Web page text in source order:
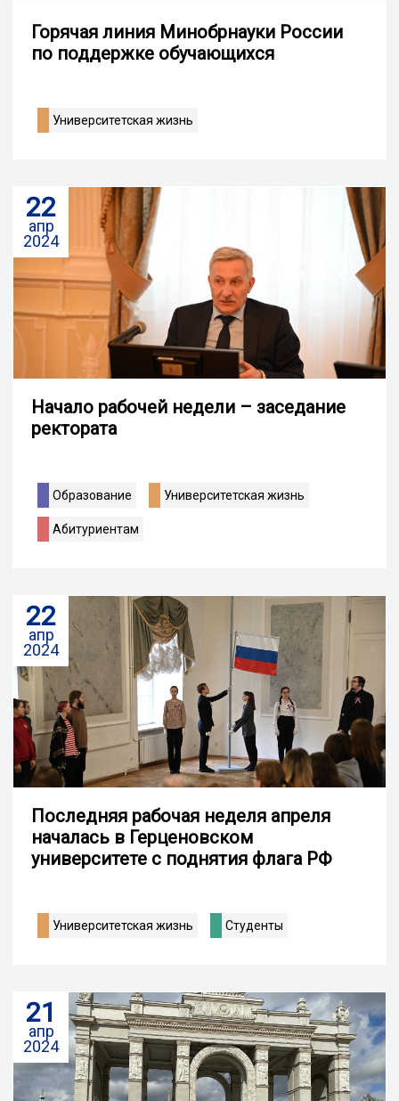
Горячая линия Минобрнауки России
по поддержке обучающихся
Университетская жизнь
22
апр
2024
Начало рабочей недели – заседание
ректората
Образование Университетская жизнь
Абитуриентам
22
апр
2024
Последняя рабочая неделя апреля
началась в Герценовском
университете с поднятия флага РФ
Университетская жизнь Студенты
21
апр
2024